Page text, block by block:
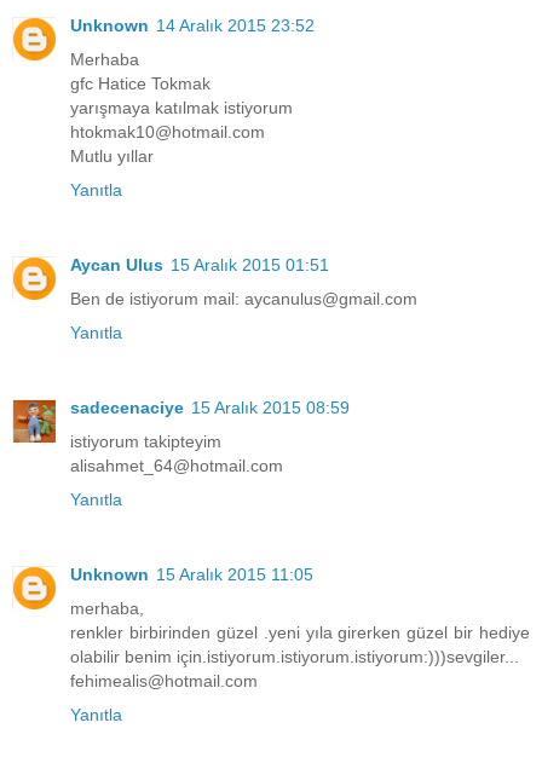
Unknown 14 Aralık 2015 23:52
Merhaba
gfc Hatice Tokmak
yarışmaya katılmak istiyorum
htokmak10@hotmail.com
Mutlu yıllar
Yanıtla
Aycan Ulus 15 Aralık 2015 01:51
Ben de istiyorum mail: aycanulus@gmail.com
Yanıtla
sadecenaciye 15 Aralık 2015 08:59
istiyorum takipteyim
alisahmet_64@hotmail.com
Yanıtla
Unknown 15 Aralık 2015 11:05
merhaba,
renkler birbirinden güzel .yeni yıla girerken güzel bir hediye
olabilir benim için.istiyorum.istiyorum.istiyorum:)))sevgiler...
fehimealis@hotmail.com
Yanıtla